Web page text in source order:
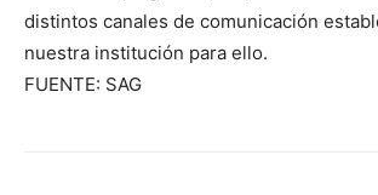
distintos canales de comunicación
nuestra institución para ello.
FUENTE: SAG